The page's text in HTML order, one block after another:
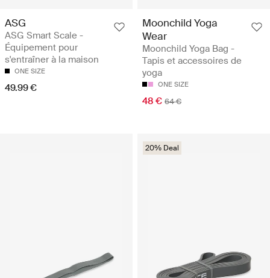
ASG
ASG Smart Scale -
Équipement pour
s'entraîner à la maison
ONE SIZE
49.99 €
Moonchild Yoga
Wear
Moonchild Yoga Bag -
Tapis et accessoires de
yoga
ONE SIZE
48 € 64 €
20% Deal